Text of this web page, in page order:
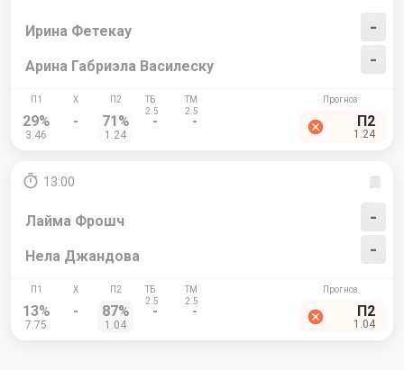
Ирина Фетекау
-
-
Арина Габриэла Василеску
29%
3.46
- 71%
1.24
- - П2
1.24
13:00
Лайма Фрошч
-
-
Нела Джандова
13%
7.75
- 87%
1.04
- - П2
1.04